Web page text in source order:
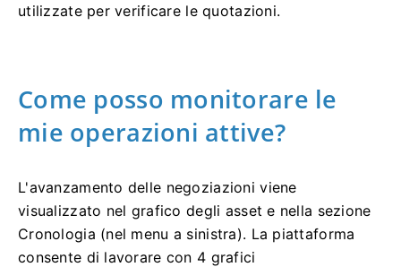
utilizzate per verificare le quotazioni.
Come posso monitorare le
mie operazioni attive?
L'avanzamento delle negoziazioni viene
visualizzato nel grafico degli asset e nella sezione
Cronologia (nel menu a sinistra). La piattaforma
consente di lavorare con 4 grafici